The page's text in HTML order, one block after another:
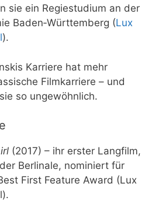
sie ein Regiestudium an der
Baden‑Württemberg (Lux
).
Karriere hat mehr
Filmkarriere – und
so ungewöhnlich.
(2017) – ihr erster Langfilm,
Berlinale, nominiert für
First Feature Award (Lux